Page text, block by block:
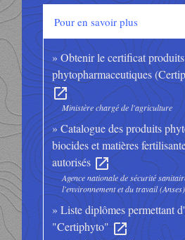
Pour en savoir plus
Obtenir le certificat produits
phytopharmaceutiques
open_in_new
Ministère chargé de l'agriculture
Catalogue des produits
biocides et matières
autorisés open_in_new
Agence nationale de sécurité
l'environnement et du travail (Anses)
Liste diplômes permettant
"Certiphyto"open_in_new